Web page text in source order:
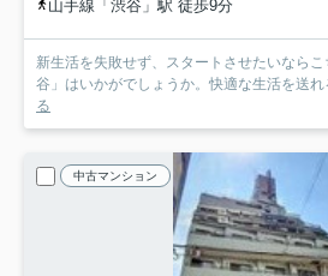
山手線「渋谷」駅 徒歩9分
新生活を失敗せず、スタートさせたいなら
谷」はいかがでしょうか。快適な生活を送れ
る
中古マンション